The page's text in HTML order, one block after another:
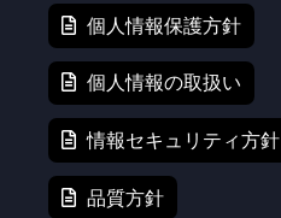
個人情報保護方針
個人情報の取扱い
情報セキュリティ方針
品質方針